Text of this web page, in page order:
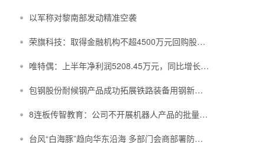
以军称对黎南部发动精准空袭
荣旗科技：取得金融机构不超4500万元回购股份专项融资支持
唯特偶：上半年净利润5208.45万元，同比增长23.47%
包钢股份耐候钢产品成功拓展铁路装备用钢新赛道
8连板传智教育：公司不开展机器人产品的批量研发及生产业务
台风“白海豚”趋向华东沿海 多部门会商部署防汛防台风工作